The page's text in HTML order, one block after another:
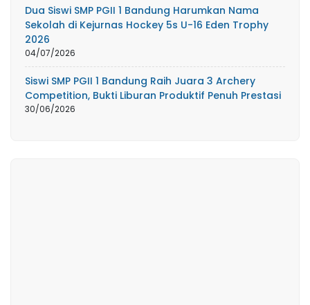
Dua Siswi SMP PGII 1 Bandung Harumkan Nama
Sekolah di Kejurnas Hockey 5s U-16 Eden Trophy
2026
04/07/2026
Siswi SMP PGII 1 Bandung Raih Juara 3 Archery
Competition, Bukti Liburan Produktif Penuh Prestasi
30/06/2026